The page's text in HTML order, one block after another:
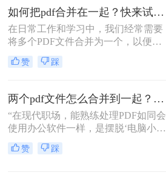
的方法。
如何把pdf合并在一起？快来试试这3种合并方法！
在日常工作和学习中，我们经常需要
将多个PDF文件合并为一个，以便于
查阅和分享。那么如何把pdf合并在一
起呢？本文将介绍三种常用的PDF合
赞 踩
两个pdf文件怎么合并到一起？3分钟教会你5种专业方法，最后一招绝了！
“在现代职场，能熟练处理PDF如同会
使用办公软件一样，是摆脱‘电脑小
白’标签、提升个人效率的隐形核心竞
争力。”——小编“领导刚把项目合同
赞 踩